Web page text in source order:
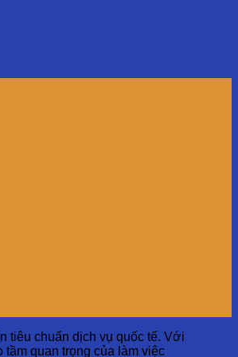
tiêu chuẩn dịch vụ quốc tế. Với
quan trọng của làm việc